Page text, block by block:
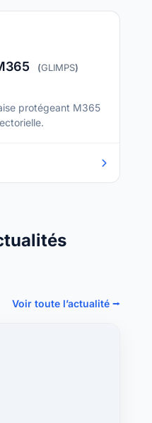
(GLIMPS)
protégeant M365
Voir toute l’actualité ⭢